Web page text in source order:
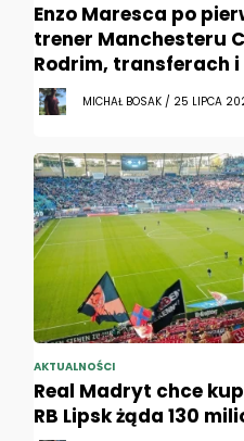
Enzo Maresca po
trener Manchesteru
Rodrim, transferach
MICHAŁ BOSAK / 25 LIPCA
AKTUALNOŚCI
Real Madryt chce
RB Lipsk żąda 130